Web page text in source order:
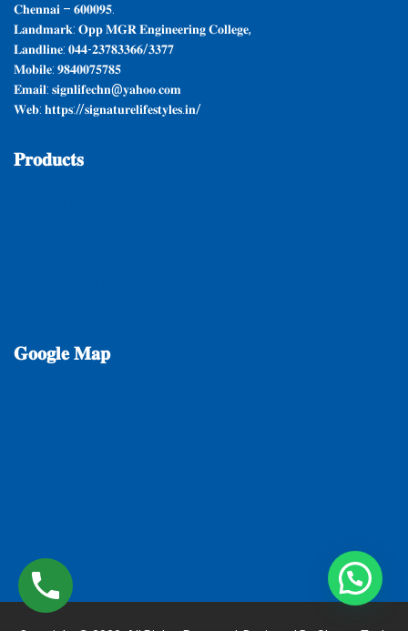
𝐂𝐡𝐞𝐧𝐧𝐚𝐢 – 𝟔𝟎𝟎𝟎𝟗𝟓.
𝐋𝐚𝐧𝐝𝐦𝐚𝐫𝐤: 𝐎𝐩𝐩 𝐌𝐆𝐑 𝐄𝐧𝐠𝐢𝐧𝐞𝐞𝐫𝐢𝐧𝐠 𝐂𝐨𝐥𝐥𝐞𝐠𝐞,
𝐋𝐚𝐧𝐝𝐥𝐢𝐧𝐞: 𝟎𝟒𝟒-𝟐𝟑𝟕𝟖𝟑𝟑𝟔𝟔/𝟑𝟑𝟕𝟕
𝐌𝐨𝐛𝐢𝐥𝐞: 𝟗𝟖𝟒𝟎𝟎𝟕𝟓𝟕𝟖𝟓
𝐄𝐦𝐚𝐢𝐥: 𝐬𝐢𝐠𝐧𝐥𝐢𝐟𝐞𝐜𝐡𝐧@𝐲𝐚𝐡𝐨𝐨.𝐜𝐨𝐦
𝐖𝐞𝐛: 𝐡𝐭𝐭𝐩𝐬://𝐬𝐢𝐠𝐧𝐚𝐭𝐮𝐫𝐞𝐥𝐢𝐟𝐞𝐬𝐭𝐲𝐥𝐞𝐬.𝐢𝐧/
𝐏𝐫𝐨𝐝𝐮𝐜𝐭𝐬
𝐆𝐨𝐨𝐠𝐥𝐞𝐌𝐚𝐩